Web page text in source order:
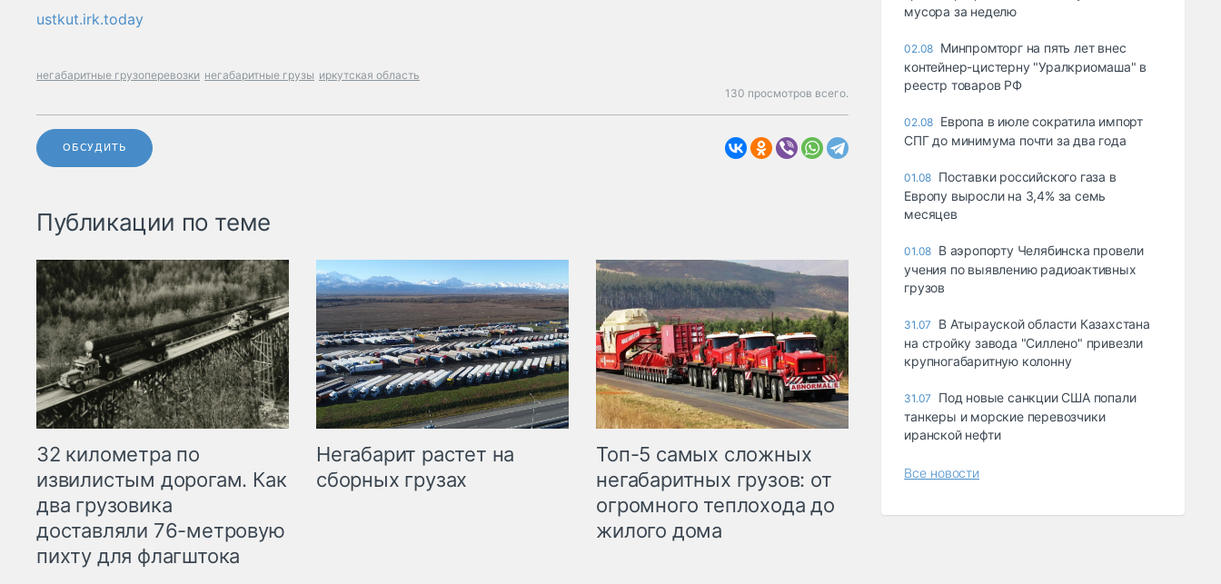
ustkut.irk.today
негабаритные грузоперевозки негабаритные грузы иркутская область
130 просмотров всего.
ОБСУДИТЬ
Публикации по теме
32 километра по
извилистым дорогам. Как
два грузовика
доставляли 76-метровую
пихту для флагштока
Негабарит растет на
сборных грузах
Топ-5 самых сложных
негабаритных грузов: от
огромного теплохода до
жилого дома
мусора за неделю
02.08 Минпромторг на пять лет внес
контейнер-цистерну "Уралкриомаша" в
реестр товаров РФ
02.08 Европа в июле сократила импорт
СПГ до минимума почти за два года
01.08 Поставки российского газа в
Европу выросли на 3,4% за семь
месяцев
01.08 В аэропорту Челябинска провели
учения по выявлению радиоактивных
грузов
31.07
В Атырауской области Казахстана
на стройку завода "Силлено" привезли
крупногабаритную колонну
31.07
Под новые санкции США попали
танкеры и морские перевозчики
иранской нефти
Все новости